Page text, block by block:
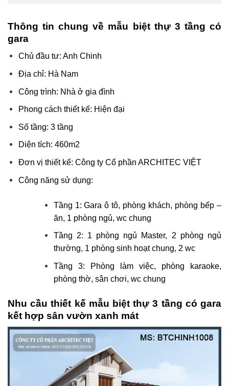
Thông tin chung về mẫu biệt thự 3 tầng có
gara
Chủ đầu tư: Anh Chinh
Địa chỉ: Hà Nam
Công trình: Nhà ở gia đình
Phong cách thiết kế: Hiện đại
Số tầng: 3 tầng
Diện tích: 460m2
Đơn vị thiết kế: Công ty Cổ phần ARCHITEC VIỆT
Công năng sử dụng:
Tầng 1: Gara ô tô, phòng khách, phòng bếp –
ăn, 1 phòng ngủ, wc chung
Tầng 2: 1 phòng ngủ Master, 2 phòng ngủ
thường, 1 phòng sinh hoạt chung, 2 wc
Tầng 3: Phòng làm việc, phòng karaoke,
phòng thờ, sân chơi, wc chung
Nhu cầu thiết kế mẫu biệt thự 3 tầng có gara
kết hợp sân vườn xanh mát